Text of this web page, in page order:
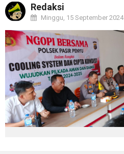
Redaksi
Minggu, 15 September 2024